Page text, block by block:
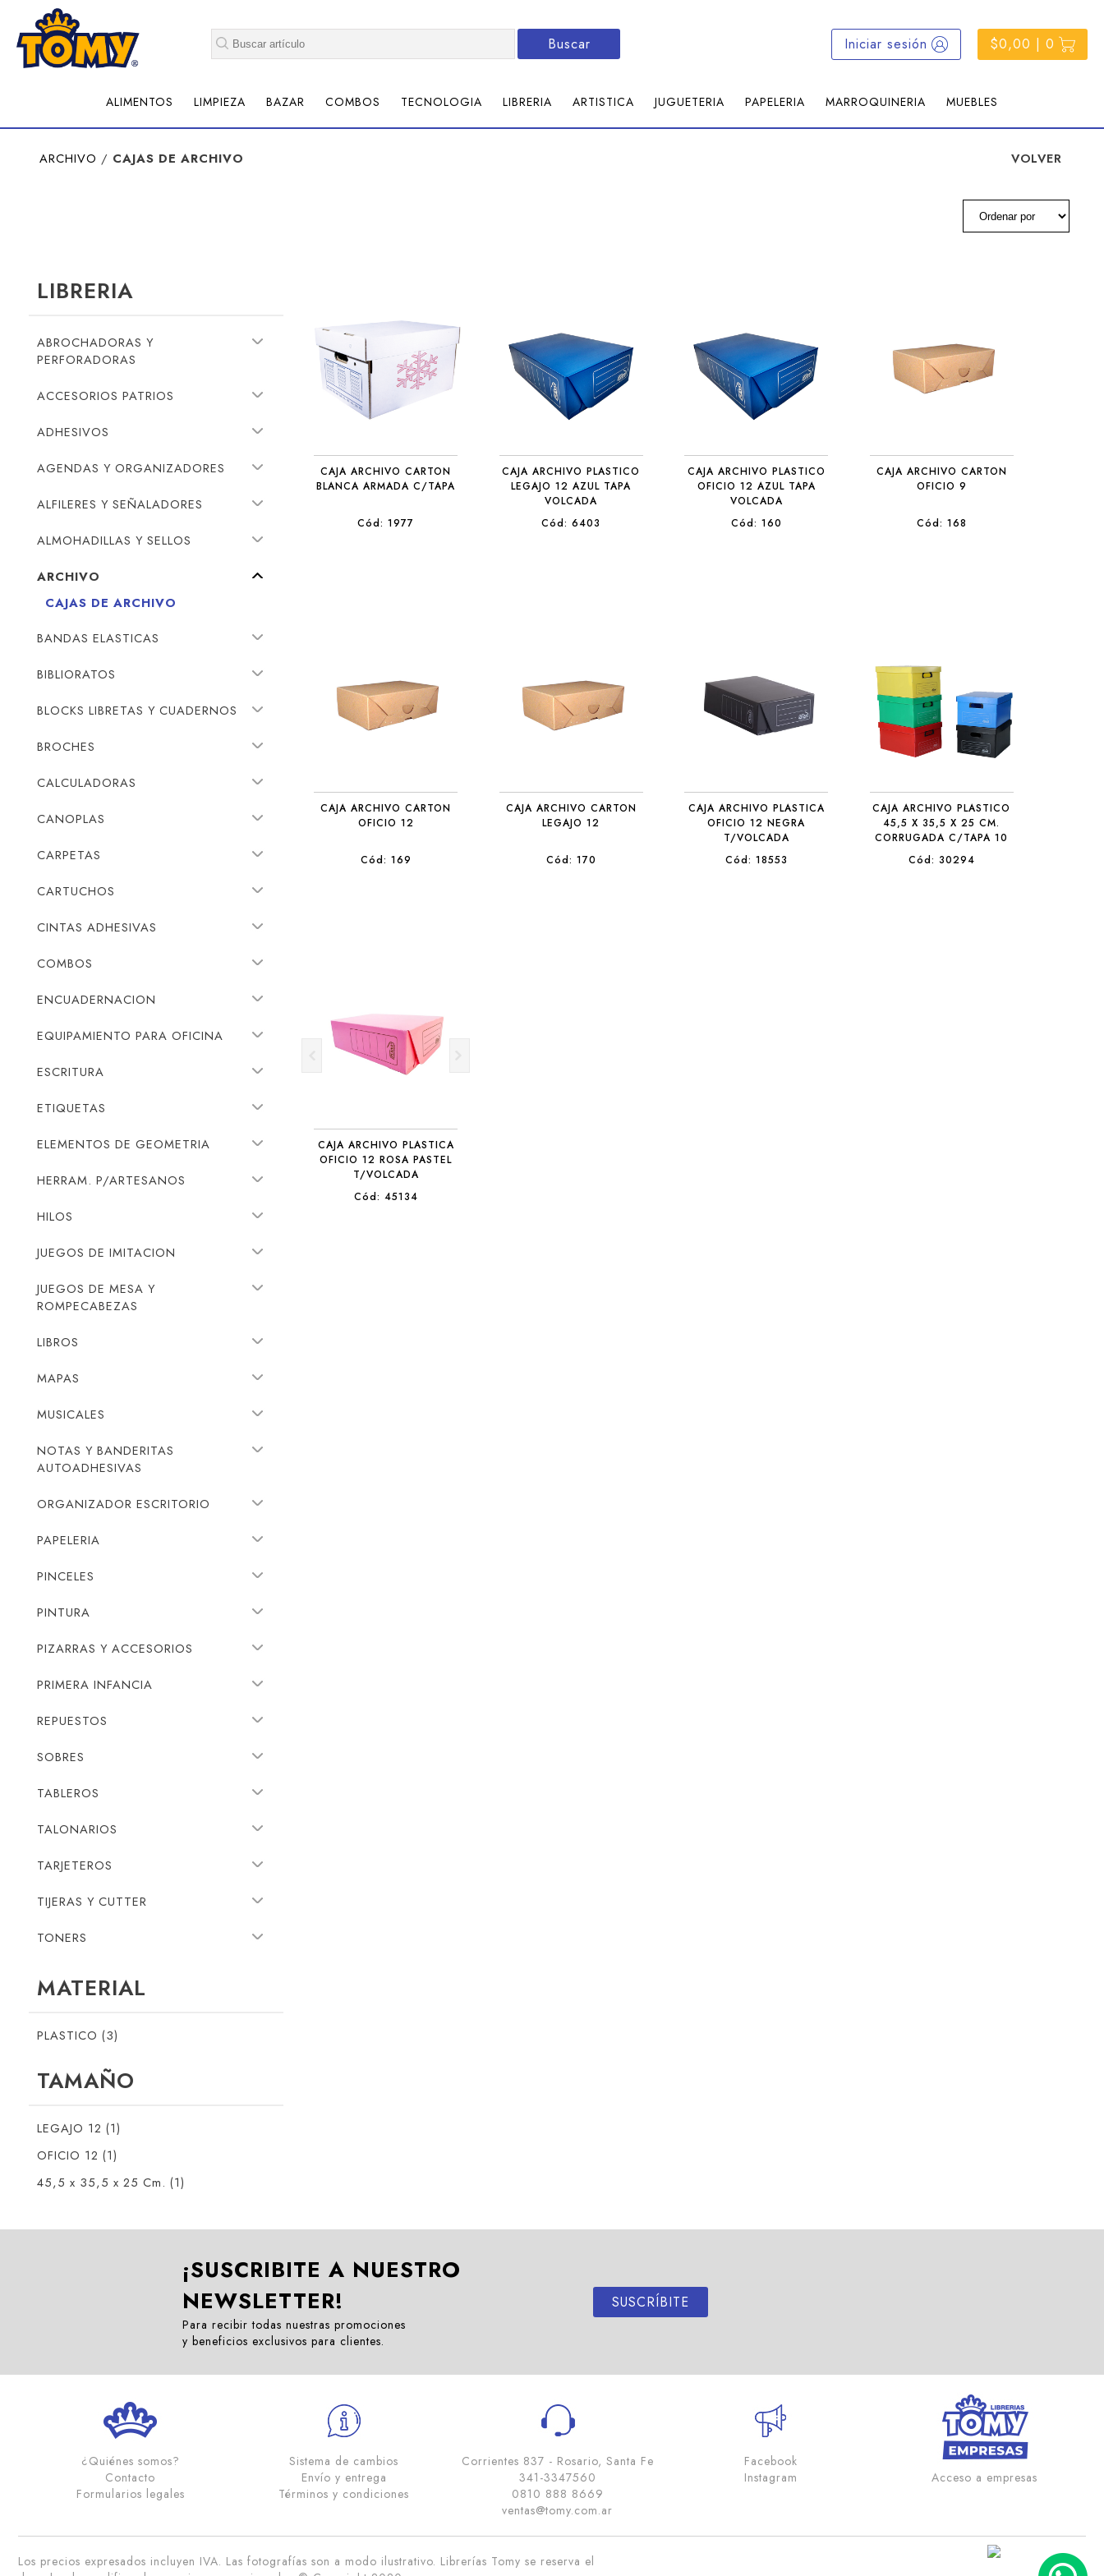
$0,00 | 0
Iniciar sesión
Buscar
ALIMENTOS LIMPIEZA BAZAR COMBOS TECNOLOGIA LIBRERIA ARTISTICA JUGUETERIA PAPELERIA MARROQUINERIA MUEBLES
ARCHIVO / CAJAS DE ARCHIVO VOLVER
LIBRERIA
ABROCHADORAS Y
PERFORADORAS
ACCESORIOS PATRIOS
ADHESIVOS
AGENDAS Y ORGANIZADORES
ALFILERES Y SEÑALADORES
ALMOHADILLAS Y SELLOS
ARCHIVO
CAJAS DE ARCHIVO
BANDAS ELASTICAS
BIBLIORATOS
BLOCKS LIBRETAS Y CUADERNOS
BROCHES
CALCULADORAS
CANOPLAS
CARPETAS
CARTUCHOS
CINTAS ADHESIVAS
COMBOS
ENCUADERNACION
EQUIPAMIENTO PARA OFICINA
ESCRITURA
ETIQUETAS
ELEMENTOS DE GEOMETRIA
HERRAM. P/ARTESANOS
HILOS
JUEGOS DE IMITACION
JUEGOS DE MESA Y
ROMPECABEZAS
LIBROS
MAPAS
MUSICALES
NOTAS Y BANDERITAS
AUTOADHESIVAS
ORGANIZADOR ESCRITORIO
PAPELERIA
PINCELES
PINTURA
PIZARRAS Y ACCESORIOS
PRIMERA INFANCIA
REPUESTOS
SOBRES
TABLEROS
TALONARIOS
TARJETEROS
TIJERAS Y CUTTER
TONERS
MATERIAL
PLASTICO (3)
TAMAÑO
LEGAJO 12 (1)
OFICIO 12 (1)
45,5 x 35,5 x 25 Cm. (1)
CAJA ARCHIVO CARTON
BLANCA ARMADA C/TAPA
Cód: 1977
CAJA ARCHIVO PLASTICO
LEGAJO 12 AZUL TAPA
VOLCADA
Cód: 6403
CAJA ARCHIVO PLASTICO
OFICIO 12 AZUL TAPA
VOLCADA
Cód: 160
CAJA ARCHIVO CARTON
OFICIO 9
Cód: 168
CAJA ARCHIVO CARTON
OFICIO 12
Cód: 169
CAJA ARCHIVO CARTON
LEGAJO 12
Cód: 170
CAJA ARCHIVO PLASTICA
OFICIO 12 NEGRA
T/VOLCADA
Cód: 18553
CAJA ARCHIVO PLASTICO
45,5 X 35,5 X 25 CM.
CORRUGADA C/TAPA 10
COLORES
Cód: 30294
CAJA ARCHIVO PLASTICA
OFICIO 12 ROSA PASTEL
T/VOLCADA
Cód: 45134
¡SUSCRIBITE A NUESTRO
NEWSLETTER!
Para recibir todas nuestras promociones
y beneficios exclusivos para clientes.
SUSCRÍBITE
¿Quiénes somos?
Contacto
Formularios legales
Sistema de cambios
Envío y entrega
Términos y condiciones
Corrientes 837 - Rosario, Santa Fe
341-3347560
0810 888 8669
ventas@tomy.com.ar
Facebook
Instagram
Acceso a empresas
Los precios expresados incluyen IVA. Las fotografías son a modo ilustrativo. Librerías Tomy se reserva el